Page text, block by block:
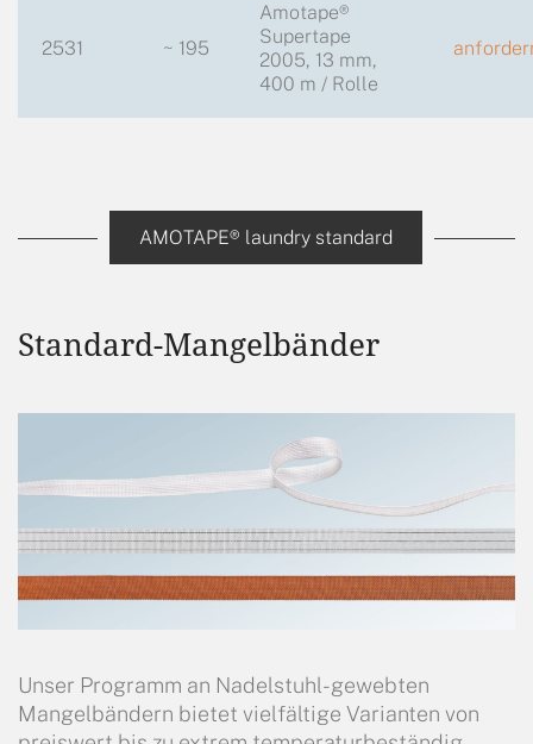
2531 ~ 195
Amotape®
Supertape
2005, 13 mm,
400 m / Rolle
AMOTAPE® laundry standard
Standard-Mangelbänder
Unser Programm an Nadelstuhl-gewebten
Mangelbändern bietet vielfältige Varianten von